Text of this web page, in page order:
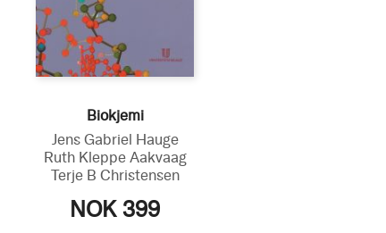
Biokjemi
Jens Gabriel Hauge
Ruth Kleppe Aakvaag
Terje B Christensen
NOK 399